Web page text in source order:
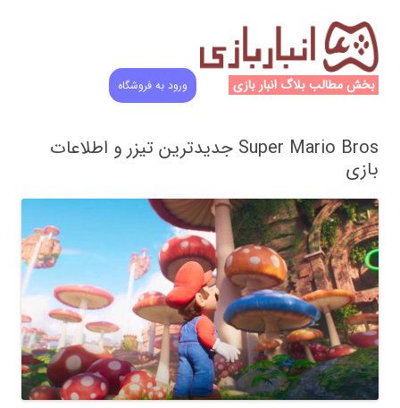
بخش مطالب بلاگ انبار بازی ورود به فروشگاه
Super Mario Bros جدیدترین تیزر و اطلاعات
بازی